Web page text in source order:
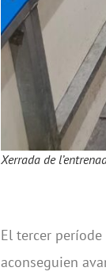
Xerrada de
El tercer
aconseguien